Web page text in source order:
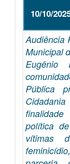
10/10/
Audiência
Municipal
Eugênio
Pública
política
vítimas